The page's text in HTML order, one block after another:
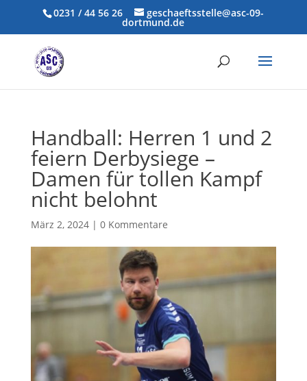
0231 / 44 56 26 geschaeftsstelle@asc-09-
dortmund.de
Handball: Herren 1 und 2
feiern Derbysiege –
Damen für tollen Kampf
nicht belohnt
März 2, 2024| 0 Kommentare